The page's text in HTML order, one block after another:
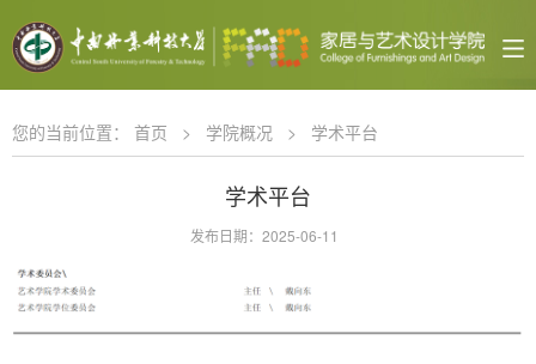
您的当前位置： 首页 > 学院概况 > 学术平台
学术平台
发布日期：2025-06-11